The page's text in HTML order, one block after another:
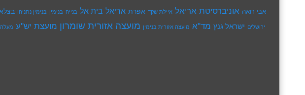
אבי רואה אוניברסיטת אריאל איילת שקד אפרת אריאל בית אל בנייה בנימין בנימין נתניהו
ירושלים ישראל גנץ מד"א מועצה אזורית בנימין מועצה אזורית שומרון מועצת יש''ע מעלה